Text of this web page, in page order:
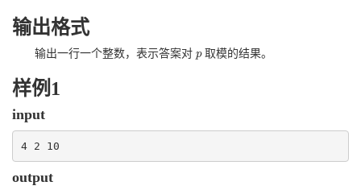
输出格式
输出一行一个整数，表示答案对 p
p取模的结果。
样例1
input
4 2 10
output